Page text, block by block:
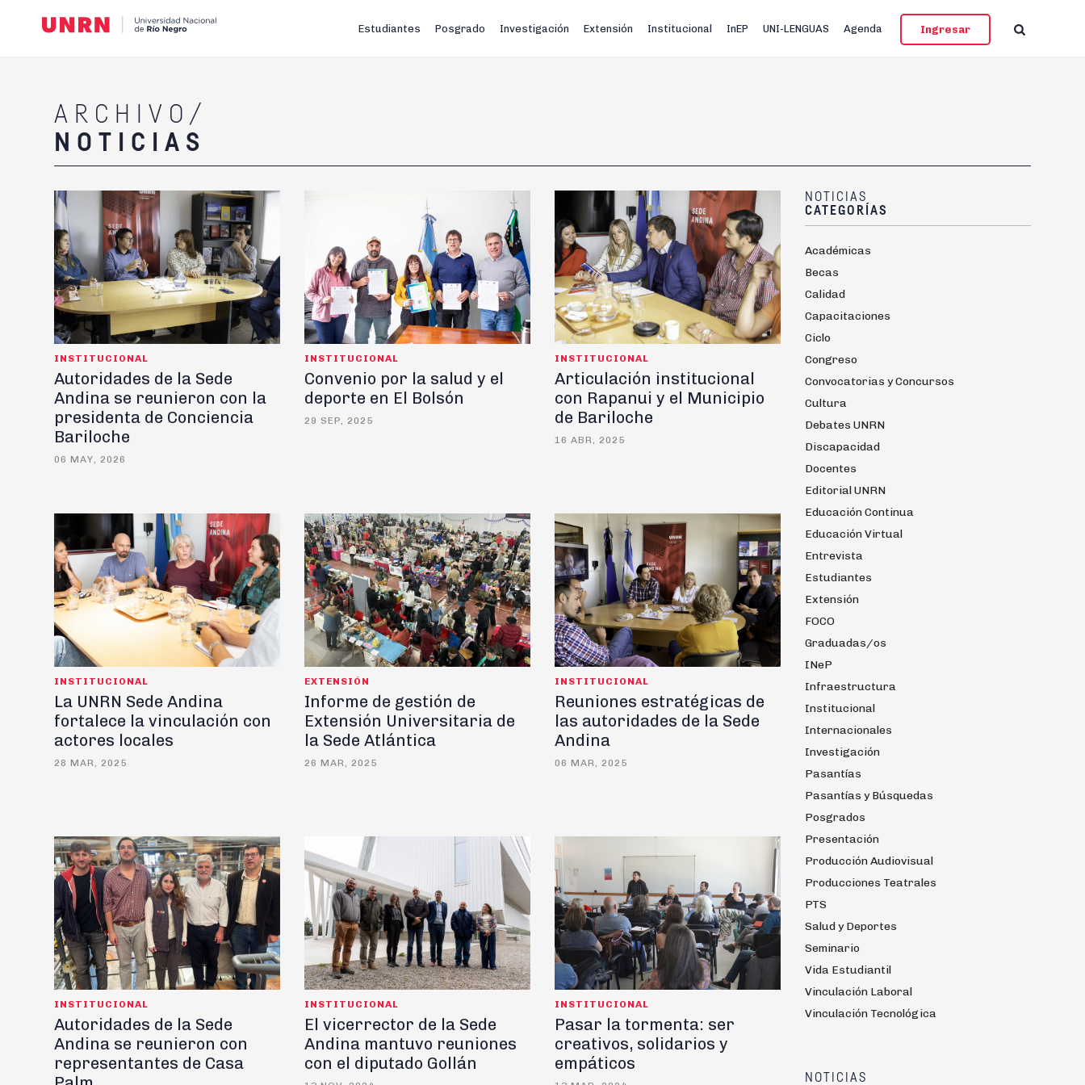
Estudiantes Posgrado Investigación Extensión Institucional InEP UNI-LENGUAS Agenda Ingresar
ARCHIVO/
NOTICIAS
INSTITUCIONAL
Autoridades de la Sede
Andina se reunieron con la
presidenta de Conciencia
Bariloche
06 MAY, 2026
INSTITUCIONAL
Convenio por la salud y el
deporte en El Bolsón
29 SEP, 2025
INSTITUCIONAL
Articulación institucional
con Rapanui y el Municipio
de Bariloche
16 ABR, 2025
INSTITUCIONAL
La UNRN Sede Andina
fortalece la vinculación con
actores locales
28 MAR, 2025
EXTENSIÓN
Informe de gestión de
Extensión Universitaria de
la Sede Atlántica
26 MAR, 2025
INSTITUCIONAL
Reuniones estratégicas de
las autoridades de la Sede
Andina
06 MAR, 2025
INSTITUCIONAL
Autoridades de la Sede
Andina se reunieron con
representantes de Casa
INSTITUCIONAL
El vicerrector de la Sede
Andina mantuvo reuniones
con el diputado Gollán
INSTITUCIONAL
Pasar la tormenta: ser
creativos, solidarios y
empáticos
NOTICIAS
CATEGORÍAS
Académicas
Becas
Calidad
Capacitaciones
Ciclo
Congreso
Convocatorias y Concursos
Cultura
Debates UNRN
Discapacidad
Docentes
Editorial UNRN
Educación Continua
Educación Virtual
Entrevista
Estudiantes
Extensión
FOCO
Graduadas/os
INeP
Infraestructura
Institucional
Internacionales
Investigación
Pasantías
Pasantías y Búsquedas
Posgrados
Presentación
Producción Audiovisual
Producciones Teatrales
PTS
Salud y Deportes
Seminario
Vida Estudiantil
Vinculación Laboral
Vinculación Tecnológica
NOTICIAS